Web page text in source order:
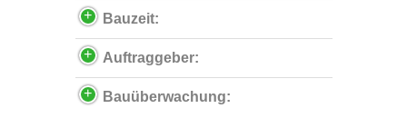
Bauzeit:
Auftraggeber:
Bauüberwachung: